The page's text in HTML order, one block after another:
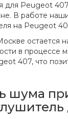
для Peugeot
В работе
на Peugeot
остается
в процессе
407, что
шума